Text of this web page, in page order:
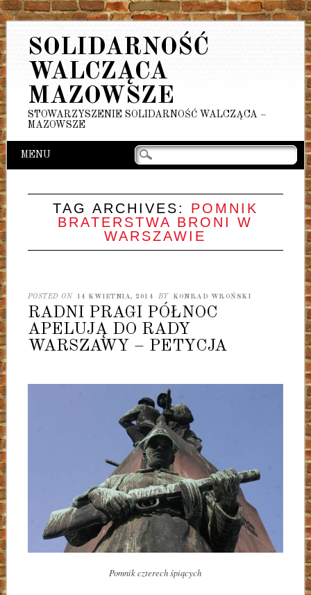
SOLIDARNOŚĆ
WALCZĄCA
MAZOWSZE
STOWARZYSZENIE SOLIDARNOŚĆ WALCZĄCA –
MAZOWSZE
Main menu
Skip
to
content
MENU
TAG ARCHIVES: POMNIK
BRATERSTWA BRONI W
WARSZAWIE
POSTED ON 14 KWIETNIA, 2014 BY KONRAD WROŃSKI
RADNI PRAGI PÓŁNOC
APELUJĄ DO RADY
WARSZAWY – PETYCJA
Pomnik czterech śpiących